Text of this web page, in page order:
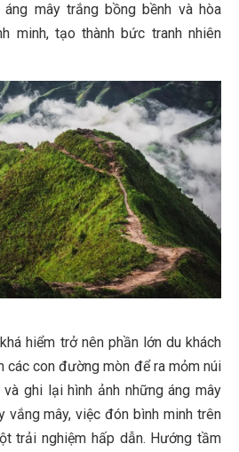
mây trắng bồng bềnh và hòa
minh, tạo thành bức tranh nhiên
hiểm trở nên phần lớn du khách
các con đường mòn để ra mỏm núi
ghi lại hình ảnh những áng mây
vắng mây, việc đón bình minh trên
trải nghiệm hấp dẫn. Hướng tầm